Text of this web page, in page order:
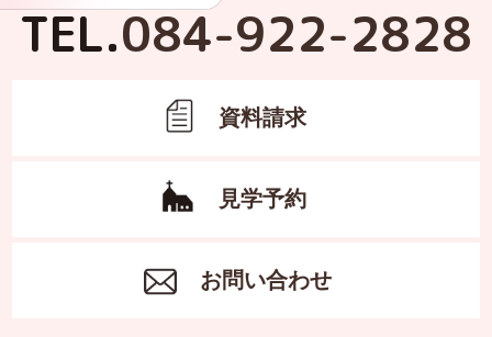
TEL.084-922-2828
資料請求
見学予約
お問い合わせ